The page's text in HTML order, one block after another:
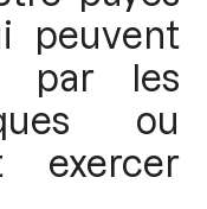
peuvent
par les
ou
exercer